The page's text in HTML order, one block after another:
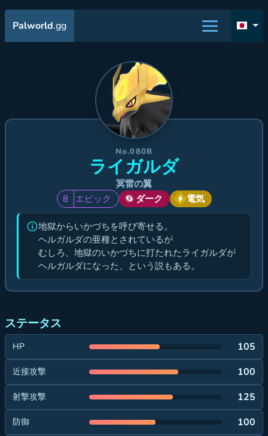
Palworld.gg
No.080B
ライガルダ
冥雷の翼
8
エピック ダーク 電気
地獄からいかづちを呼び寄せる。
ヘルガルダの亜種とされているが
むしろ、地獄のいかづちに打たれたライガルダが
ヘルガルダになった、という説もある。
ステータス
HP 105
近接攻撃 100
射撃攻撃 125
防御 100